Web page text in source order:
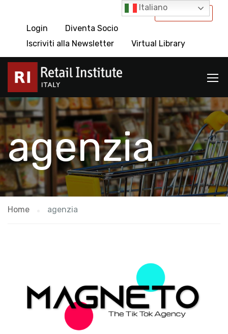
International
Login
Diventa Socio
Iscriviti alla Newsletter
Virtual Library
agenzia
Home agenzia
Italiano